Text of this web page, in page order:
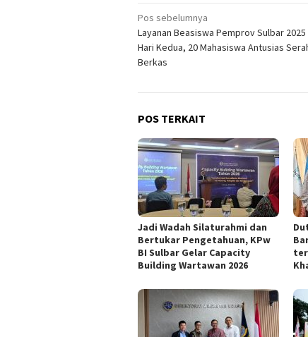
Navigasi
pos
Pos sebelumnya
Layanan Beasiswa Pemprov Sulbar 2025
Hari Kedua, 20 Mahasiswa Antusias
Berkas
POS TERKAIT
Jadi Wadah Silaturahmi dan
Bertukar Pengetahuan, KPw
BI Sulbar Gelar Capacity
Building Wartawan 2026